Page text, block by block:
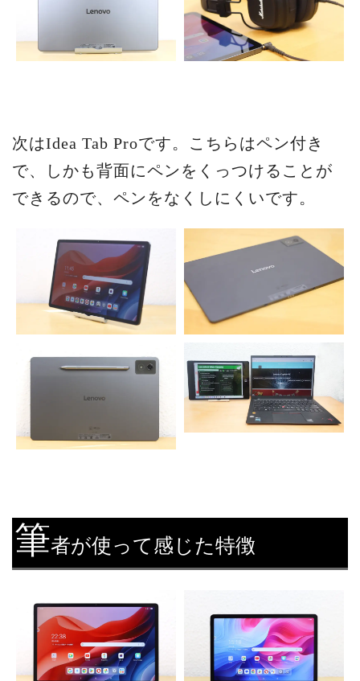
次はIdea Tab Proです。こちらはペン付き
で、しかも背面にペンをくっつけることが
できるので、ペンをなくしにくいです。
筆者が使って感じた特徴